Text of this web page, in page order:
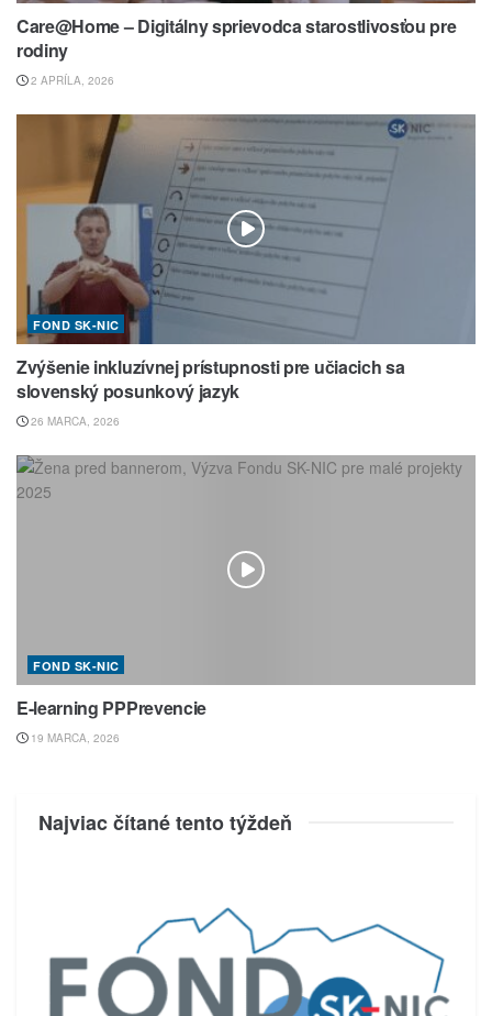
Care@Home – Digitálny sprievodca starostlivosťou pre
rodiny
2 APRÍLA, 2026
FOND SK-NIC
Zvýšenie inkluzívnej prístupnosti pre učiacich sa
slovenský posunkový jazyk
26 MARCA, 2026
FOND SK-NIC
E-learning PPPrevencie
19 MARCA, 2026
Najviac čítané tento týždeň